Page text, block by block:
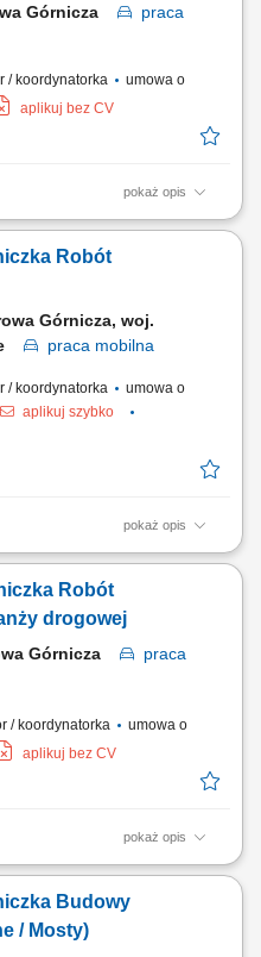
Górnicza
praca
/ koordynatorka
umowa o
aplikuj bez CV
pokaż opis
z projektem, Prawem
sił własnych oraz
i materiałowa robót.
Robót
Górnicza, woj.
praca mobilna
/ koordynatorka
umowa o
aplikuj szybko
pokaż opis
opolskie (możliwość pracy w
budowlanymi mostowymi,
na rozmowę
Robót
drogowej
Górnicza
praca
/ koordynatorka
umowa o
aplikuj bez CV
pokaż opis
drogowych zgodnie z
postępu prac w oparciu o
sprawna reakcja na wszelkie
Budowy
/ Mosty)